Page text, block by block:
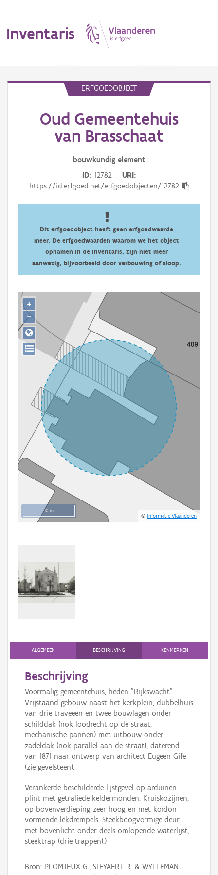
Inventaris
Erfgoedobject
Aanduidingsobject
Gebeurtenis
Downloads
Hergebruik
ERFGOEDOBJECT
Oud Gemeentehuis
van Brasschaat
bouwkundig element
ID 12782
URI
https://id.erfgoed.net/erfgoedobjecten/12782
Dit erfgoedobject heeft geen erfgoedwaarde
meer. De erfgoedwaarden waarom we het object
opnamen in de inventaris, zijn niet meer
aanwezig, bijvoorbeeld door verbouwing of sloop.
10 m
©Informatie Vlaanderen
+
−
ALGEMEEN BESCHRIJVING KENMERKEN
Beschrijving
Voormalig gemeentehuis, heden "Rijkswacht".
Vrijstaand gebouw naast het kerkplein, dubbelhuis
van drie traveeën en twee bouwlagen onder
schilddak (nok loodrecht op de straat,
mechanische pannen) met uitbouw onder
zadeldak (nok parallel aan de straat), daterend
van 1871 naar ontwerp van architect Eugeen Gife
(zie gevelsteen).
Verankerde beschilderde lijstgevel op arduinen
plint met getraliede keldermonden. Kruiskozijnen,
op bovenverdieping zeer hoog en met kordon
vormende lekdrempels. Steekboogvormige deur
met bovenlicht onder deels omlopende waterlijst,
steektrap (drie trappen).)
Bron: PLOMTEUX G., STEYAERT R. & WYLLEMAN L.